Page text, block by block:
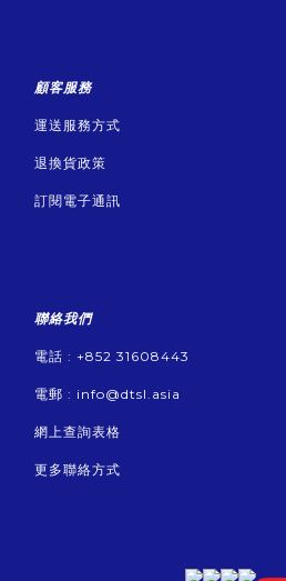
顧客服務
運送服務方式
退換貨政策
訂閱電子通訊
聯絡我們
電話 : +852 31608443
電郵 : info@dtsl.asia
網上查詢表格
更多聯絡方式